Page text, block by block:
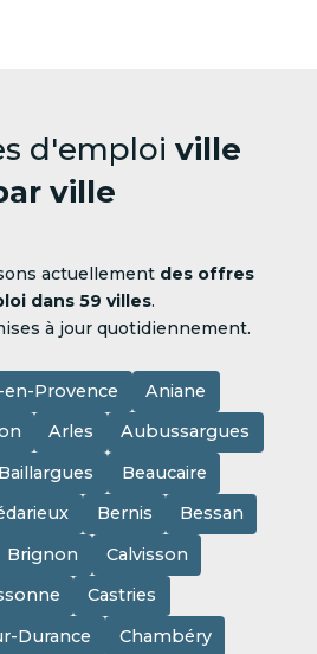
d'emploi ville
ville
actuellement des offres
dans 59 villes.
à jour quotidiennement.
en-Provence
Aniane
Arles
Aubussargues
Baillargues
Beaucaire
Bernis
Bessan
Brignon
Calvisson
Castries
Durance
Chambéry